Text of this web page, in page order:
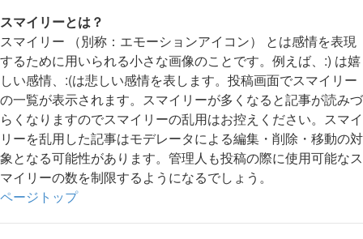
スマイリーとは？
スマイリー （別称：エモーションアイコン） とは感情を表現
するために用いられる小さな画像のことです。例えば、:) は嬉
しい感情、:(は悲しい感情を表します。投稿画面でスマイリー
の一覧が表示されます。スマイリーが多くなると記事が読みづ
らくなりますのでスマイリーの乱用はお控えください。スマイ
リーを乱用した記事はモデレータによる編集・削除・移動の対
象となる可能性があります。管理人も投稿の際に使用可能なス
マイリーの数を制限するようになるでしょう。
ページトップ